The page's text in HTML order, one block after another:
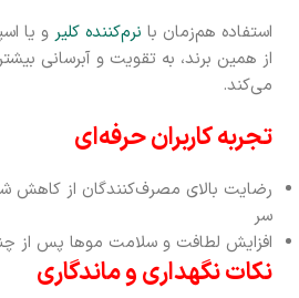
استفاده هم‌زمان با نرم‌کننده کلیر و یا
از همین برند، به تقویت و آبرسانی
می‌کند.
تجربه کاربران حرفه‌ای
رضایت بالای مصرف‌کنندگان از کاهش
سر
افزایش لطافت و سلامت موها پس از
نکات نگهداری و ماندگاری